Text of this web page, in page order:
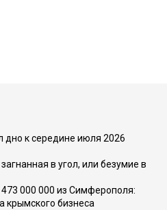
дно к середине июля 2026
в угол, или безумие в
000 000 из Симферополя:
крымского бизнеса